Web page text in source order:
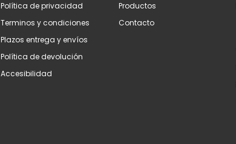
Política de privacidad
Terminos y condiciones
Plazos entrega y envíos
Política de devolución
Accesibilidad
Productos
Contacto